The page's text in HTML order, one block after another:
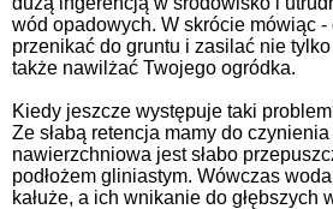
wód opadowych. W skrócie mówiąc
przenikać do gruntu i zasilać nie
także nawilżać Twojego ogródka.
Kiedy jeszcze występuje taki
Ze słabą retencja mamy do
nawierzchniowa jest słabo
podłożem gliniastym. Wówczas
kałuże, a ich wnikanie do głębszych